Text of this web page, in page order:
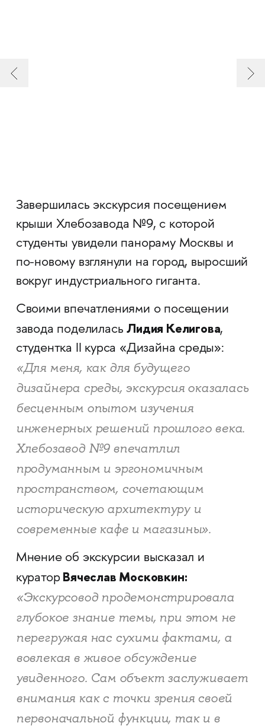
Завершилась экскурсия посещением
крыши Хлебозавода №9, с которой
студенты увидели панораму Москвы и
по-новому взглянули на город, выросший
вокруг индустриального гиганта.
Своими впечатлениями о посещении
завода поделиласьЛидия Келигова,
студентка II курса «Дизайна среды»:
«Для меня, как для будущего
дизайнера среды, экскурсия оказалась
бесценным опытом изучения
инженерных решений прошлого века.
Хлебозавод №9 впечатлил
продуманным и эргономичным
пространством, сочетающим
историческую архитектуру и
современные кафе и магазины».
Мнение об экскурсии высказал и
куратор Вячеслав Московкин:
«Экскурсовод продемонстрировала
глубокое знание темы, при этом не
перегружая нас сухими фактами, а
вовлекая в живое обсуждение
увиденного. Сам объект заслуживает
внимания как с точки зрения своей
первоначальной функции, так и в